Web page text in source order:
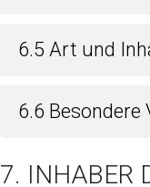
6.5 Art und
6.6
7. INHABER